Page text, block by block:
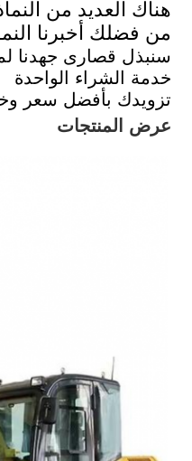
هناك العديد من
من فضلك أخبرنا
سنبذل قصارى جهدنا
خدمة الشراء الواحدة
تزويدك بأفضل سعر
عرض المنتجات